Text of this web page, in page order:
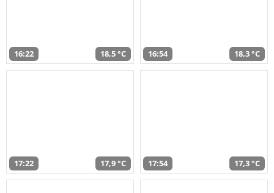
16:22 18,5 °C 16:54 18,3 °C
17:22 17,9 °C 17:54 17,3 °C